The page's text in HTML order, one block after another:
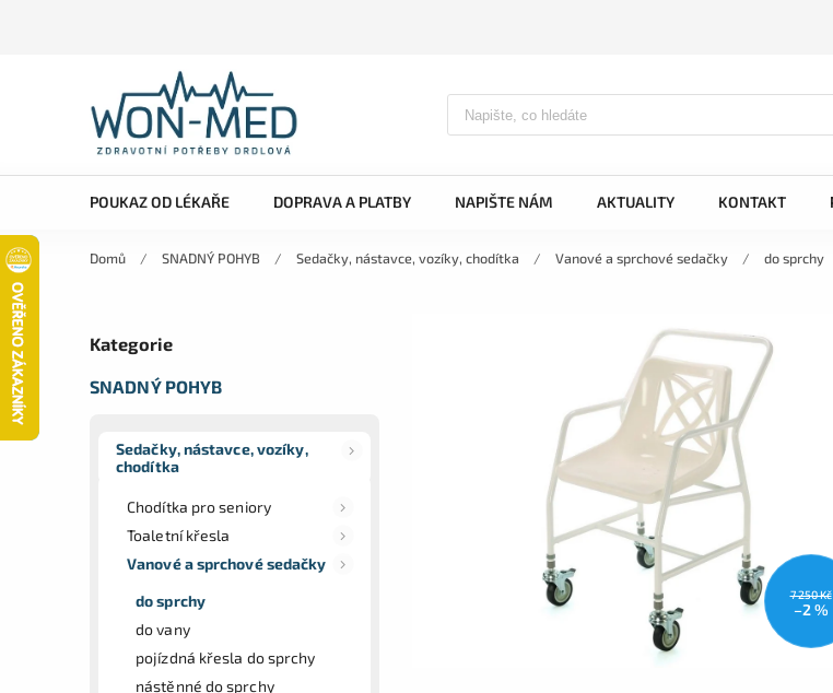
POUKAZ OD LÉKAŘE DOPRAVA A PLATBY NAPIŠTE NÁM AKTUALITY KONTAKT
Domů / SNADNÝ POHYB / Sedačky, nástavce, vozíky, chodítka / Vanové a sprchové sedačky / do sprchy
Kategorie
SNADNÝ POHYB
Sedačky, nástavce, vozíky,
chodítka
Chodítka pro seniory
Toaletní křesla
Vanové a sprchové sedačky
do sprchy
do vany
pojízdná křesla do sprchy
nástěnné do sprchy
7 250 Kč
–2 %